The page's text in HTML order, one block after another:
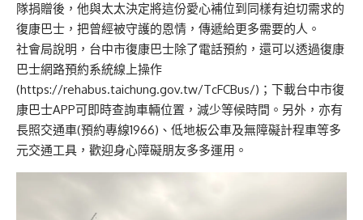
隊捐贈後，他與太太決定將這份愛心補位到同樣有迫切需求的
復康巴士，把曾經被守護的恩情，傳遞給更多需要的人。
社會局說明，台中市復康巴士除了電話預約，還可以透過復康
巴士網路預約系統線上操作
(https://rehabus.taichung.gov.tw/TcFCBus/)；下載台中市復
康巴士APP可即時查詢車輛位置，減少等候時間。另外，亦有
長照交通車(預約專線1966)、低地板公車及無障礙計程車等多
元交通工具，歡迎身心障礙朋友多多運用。